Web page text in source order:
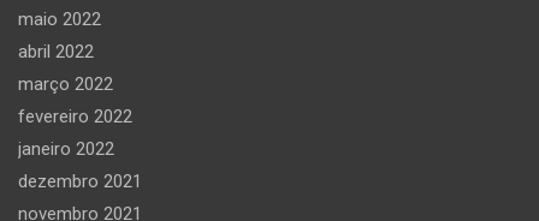
maio 2022
abril 2022
março 2022
fevereiro 2022
janeiro 2022
dezembro 2021
novembro 2021